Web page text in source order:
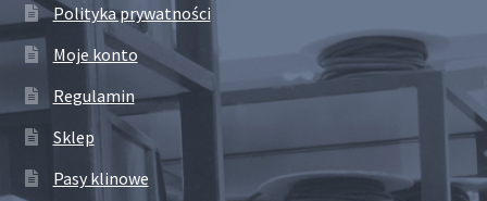
Polityka prywatności
Moje konto
Regulamin
Sklep
Pasy klinowe